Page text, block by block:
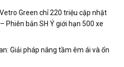
Green chỉ 220 triệu cập nhật
Phiên bản SH Ý giới hạn 500 xe
Giải pháp nâng tầm êm ái và ổn